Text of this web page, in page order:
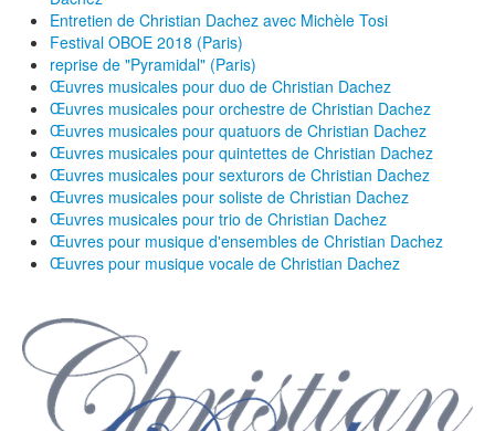
Entretien de Christian Dachez avec Michèle Tosi
Festival OBOE 2018 (Paris)
reprise de "Pyramidal" (Paris)
Œuvres musicales pour duo de Christian Dachez
Œuvres musicales pour orchestre de Christian Dachez
Œuvres musicales pour quatuors de Christian Dachez
Œuvres musicales pour quintettes de Christian Dachez
Œuvres musicales pour sexturors de Christian Dachez
Œuvres musicales pour soliste de Christian Dachez
Œuvres musicales pour trio de Christian Dachez
Œuvres pour musique d'ensembles de Christian Dachez
Œuvres pour musique vocale de Christian Dachez